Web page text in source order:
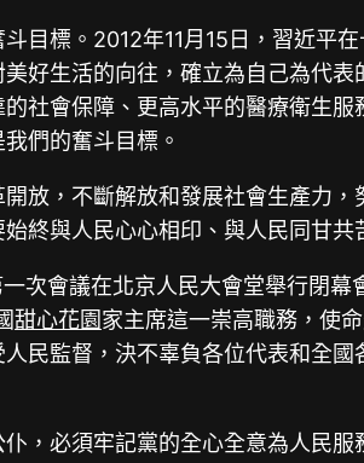
目標。2012年11月15日，習近平
好生活的向往，確立為自己為代
社會保障、更高水平的醫療衛生
們的奮斗目標。
放，不斷解放和發展社會生產力
終與人民心心相印、與人民同甘共
次會議在北京人民大會堂舉行閉幕
甜心花園家主席這一崇高職務，使
民監督，決不辜負各位代表和全
，必須牢記黨的全心全意為人民